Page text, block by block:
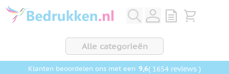
Ga naar de inhoud
View quote,
Bekijk
Alle categorieën
Klanten beoordelen ons met een 9,6( 1654 reviews )